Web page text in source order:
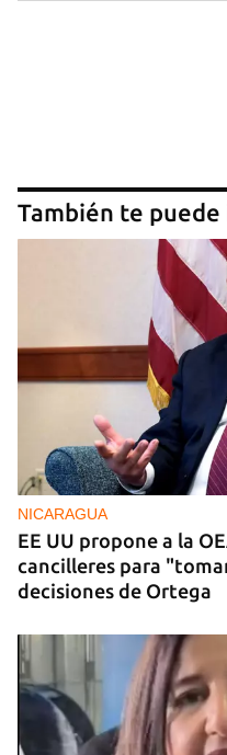
También te
NICARAGUA
EE UU propone a la
cancilleres para
decisiones de Ortega